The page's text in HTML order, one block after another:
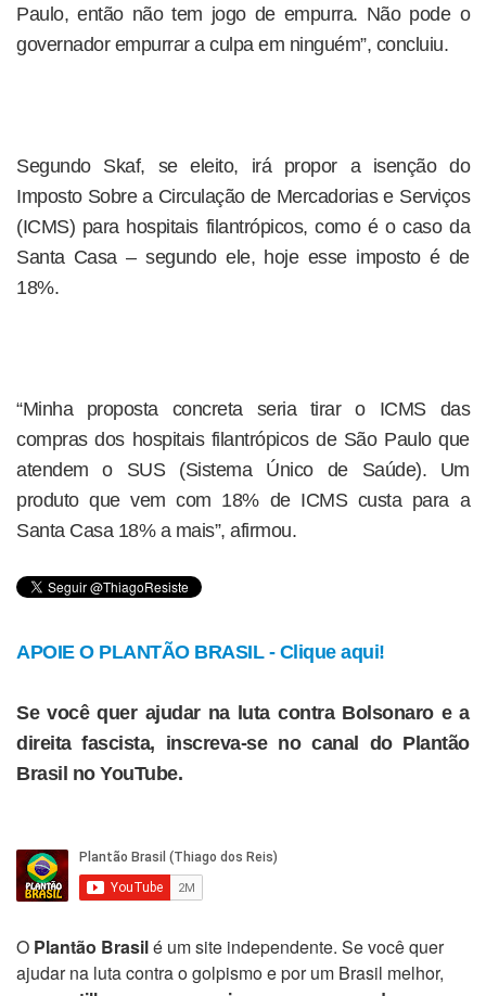
Paulo, então não tem jogo de empurra. Não pode o
governador empurrar a culpa em ninguém”, concluiu.
Segundo Skaf, se eleito, irá propor a isenção do
Imposto Sobre a Circulação de Mercadorias e Serviços
(ICMS) para hospitais filantrópicos, como é o caso da
Santa Casa – segundo ele, hoje esse imposto é de
18%.
“Minha proposta concreta seria tirar o ICMS das
compras dos hospitais filantrópicos de São Paulo que
atendem o SUS (Sistema Único de Saúde). Um
produto que vem com 18% de ICMS custa para a
Santa Casa 18% a mais”, afirmou.
APOIE O PLANTÃO BRASIL - Clique aqui!
Se você quer ajudar na luta contra Bolsonaro e a
direita fascista, inscreva-se no canal do Plantão
Brasil no YouTube.
O Plantão Brasilé um site independente. Se você quer
ajudar na luta contra o golpismo e por um Brasil melhor,